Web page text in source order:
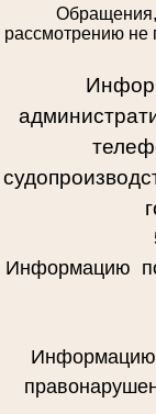
Обращения,
рассмотрению не
Информацию
Информацию